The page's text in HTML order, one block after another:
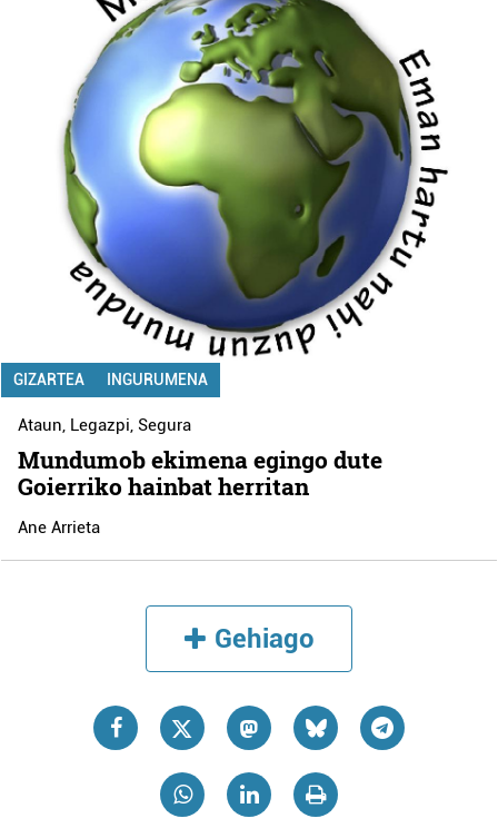
GIZARTEA INGURUMENA
Ataun, Legazpi, Segura
Mundumob ekimena egingo dute
Goierriko hainbat herritan
Ane Arrieta
Gehiago